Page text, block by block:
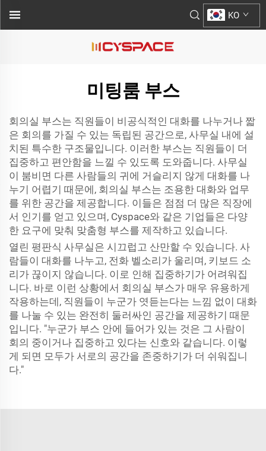
KO
미팅룸 부스
회의실 부스는 직원들이 비공식적인 대화를 나누거나 짧
은 회의를 가질 수 있는 독립된 공간으로, 사무실 내에 설
치된 특수한 구조물입니다. 이러한 부스는 직원들이 더
집중하고 편안함을 느낄 수 있도록 도와줍니다. 사무실
이 붐비면 다른 사람들의 귀에 거슬리지 않게 대화를 나
누기 어렵기 때문에, 회의실 부스는 조용한 대화와 업무
를 위한 공간을 제공합니다. 이들은 점점 더 많은 직장에
서 인기를 얻고 있으며, Cyspace와 같은 기업들은 다양
한 요구에 맞춰 맞춤형 부스를 제작하고 있습니다.
열린 평판식 사무실은 시끄럽고 산만할 수 있습니다. 사
람들이 대화를 나누고, 전화 벨소리가 울리며, 키보드 소
리가 끊이지 않습니다. 이로 인해 집중하기가 어려워집
니다. 바로 이런 상황에서 회의실 부스가 매우 유용하게
작용하는데, 직원들이 누군가 엿듣는다는 느낌 없이 대화
를 나눌 수 있는 완전히 둘러싸인 공간을 제공하기 때문
입니다. "누군가 부스 안에 들어가 있는 것은 그 사람이
회의 중이거나 집중하고 있다는 신호와 같습니다. 이렇
게 되면 모두가 서로의 공간을 존중하기가 더 쉬워집니
다."